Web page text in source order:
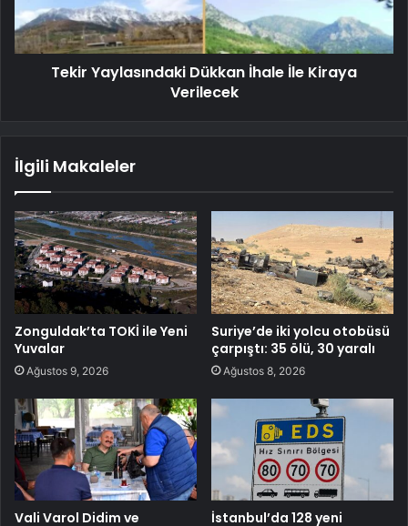
Tekir Yaylasındaki Dükkan İhale İle Kiraya
Verilecek
İlgili Makaleler
Zonguldak’ta TOKİ ile Yeni
Yuvalar
Ağustos 9, 2026
Suriye’de iki yolcu otobüsü
çarpıştı: 35 ölü, 30 yaralı
Ağustos 8, 2026
Vali Varol Didim ve İstanbul’da 128 yeni